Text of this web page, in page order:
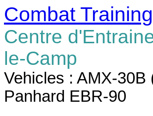
Combat
Centre
le-Camp
Vehicles : AMX-30B
Panhard EBR-90